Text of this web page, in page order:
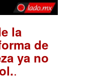
la
de
ya no
.